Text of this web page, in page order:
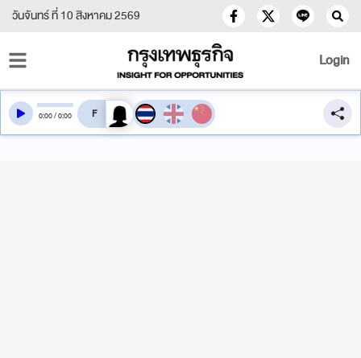
วันจันทร์ ที่ 10 สิงหาคม 2569
Login
0:00/0:00 สลับเสียงอ่าน